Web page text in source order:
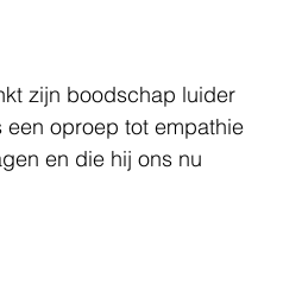
zijn boodschap luider
oproep tot empathie
en die hij ons nu